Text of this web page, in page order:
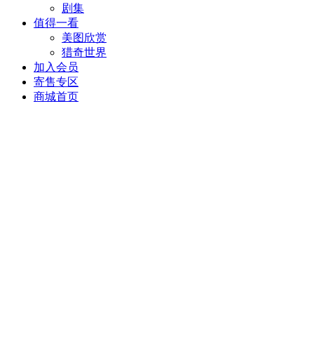
剧集
值得一看
美图欣赏
猎奇世界
加入会员
寄售专区
商城首页